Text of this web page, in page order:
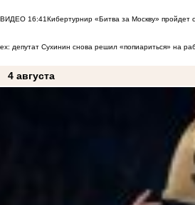
ВИДЕО 16:41Кибертурнир «Битва за Москву» пройдет
депутат Сухинин снова решил «попиариться» на
4 августа